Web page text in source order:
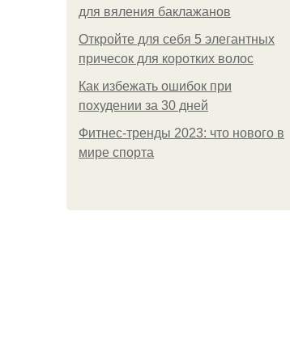
для вяления баклажанов
Откройте для себя 5 элегантных
причесок для коротких волос
Как избежать ошибок при
похудении за 30 дней
Фитнес-тренды 2023: что нового в
мире спорта